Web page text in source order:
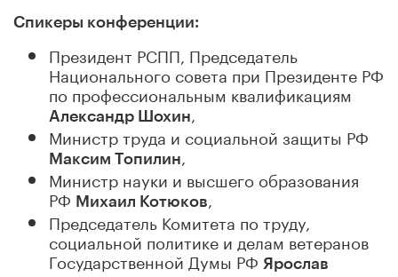
Спикеры конференции:
Президент РСПП, Председатель
Национального совета при Президенте РФ
по профессиональным квалификациям
Александр Шохин
Министр труда и социальной защиты РФ
Максим Топилин
Министр науки и высшего образования
РФ Михаил Котюков
Председатель Комитета по труду,
социальной политике и делам ветеранов
Государственной Думы РФ Ярослав